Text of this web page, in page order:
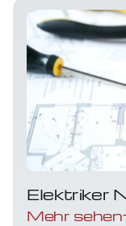
Elektriker
Mehr sehen